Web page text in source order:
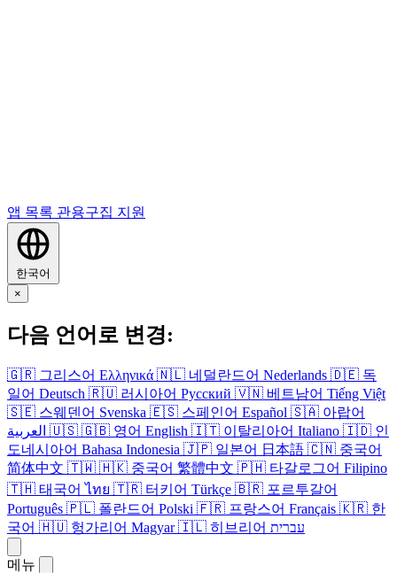
앱 목록 관용구집 지원
한국어
×
다음 언어로 변경:
🇬🇷 그리스어 Ελληνικά 🇳🇱 네덜란드어 Nederlands 🇩🇪 독
일어 Deutsch 🇷🇺 러시아어 Русский 🇻🇳 베트남어 Tiếng Việt
🇸🇪 스웨덴어 Svenska 🇪🇸 스페인어 Español 🇸🇦 아랍어
العربية 🇺🇸 🇬🇧 영어 English 🇮🇹 이탈리아어 Italiano 🇮🇩 인
도네시아어 Bahasa Indonesia 🇯🇵 일본어 日本語 🇨🇳 중국어
简体中文 🇹🇼 🇭🇰 중국어 繁體中文 🇵🇭 타갈로그어 Filipino
🇹🇭 태국어 ไทย 🇹🇷 터키어 Türkçe 🇧🇷 포르투갈어
Português 🇵🇱 폴란드어 Polski 🇫🇷 프랑스어 Français 🇰🇷 한
국어 🇭🇺 헝가리어 Magyar 🇮🇱 히브리어 עברית
메뉴